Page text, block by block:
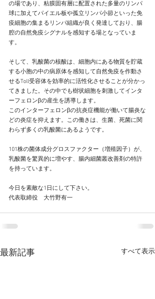
の場であり、粘膜固有層に配置された多量のリンパ
球に加えてパイエル板や孤立リンパ小節といった免
疫細胞の集まるリンパ組織が良く発達しており、腸
腔の自然免疫シグナルを感知する場となっていま
す。
そして、乳酸菌の核酸は、細胞内にある物質を貯蔵
する小胞の中の病原体を感知して自然免疫を作動さ
せるToll受容体を効率的に活性化させることが分かっ
てきました。その中でも樹状細胞を刺激してインタ
ーフェロンβの産生を誘導します。
このインターフェロンβの抗炎症機能が働いて腸炎な
どの炎症を抑えます。この働きは、生菌、死菌に関
わらず多くの乳酸菌にあるようです。
101株の菌体成分グロスファクター（増殖因子）が、
乳酸菌を驚異的に増やす、腸内細菌叢改善剤の特許
を持っています。
今日を素敵な1日にして下さい。
代表取締役　大竹野有一
最新記事 すべて表示